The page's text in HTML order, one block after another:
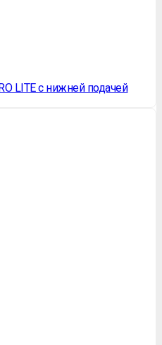
LITE с нижней подачей